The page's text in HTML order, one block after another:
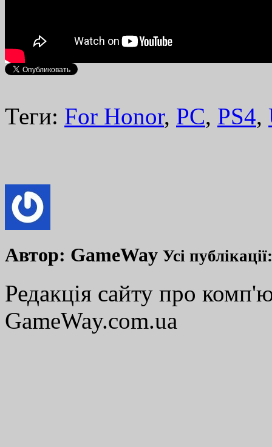
Теги: For Honor, PC, PS4,
Автор: GameWay Усі
Редакція сайту про
GameWay.com.ua